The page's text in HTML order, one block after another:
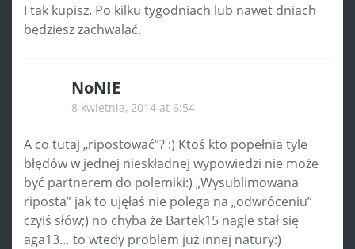
I tak kupisz. Po kilku tygodniach lub nawet dniach
będziesz zachwalać.
NoNIE
8 kwietnia, 2014 at 6:54
A co tutaj „ripostować”? :) Ktoś kto popełnia tyle
błędów w jednej nieskładnej wypowiedzi nie może
być partnerem do polemiki:) „Wysublimowana
riposta” jak to ujęłaś nie polega na „odwróceniu”
czyiś słów;) no chyba że Bartek15 nagle stał się
aga13… to wtedy problem już innej natury:)